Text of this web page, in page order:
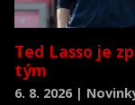
Ted Lasso je
tým
6. 8. 2026 |